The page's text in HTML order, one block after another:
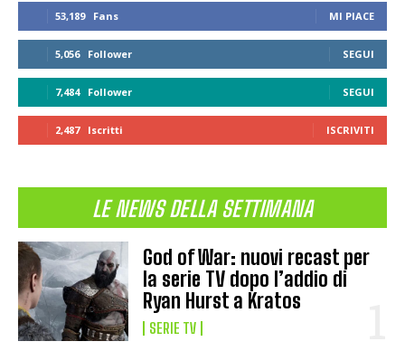
53,189 Fans MI PIACE
5,056 Follower SEGUI
7,484 Follower SEGUI
2,487 Iscritti ISCRIVITI
LE NEWS DELLA SETTIMANA
God of War: nuovi recast per
la serie TV dopo l’addio di
Ryan Hurst a Kratos
SERIE TV